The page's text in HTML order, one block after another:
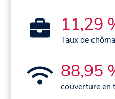
11,29
Taux de
88,95
couverture en